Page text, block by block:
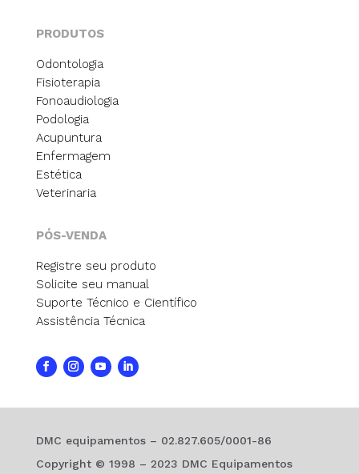
PRODUTOS
Odontologia
Fisioterapia
Fonoaudiologia
Podologia
Acupuntura
Enfermagem
Estética
Veterinaria
PÓS-VENDA
Registre seu produto
Solicite seu manual
Suporte Técnico e Científico
Assistência Técnica
DMC equipamentos – 02.827.605/0001-86
Copyright © 1998 – 2023 DMC Equipamentos